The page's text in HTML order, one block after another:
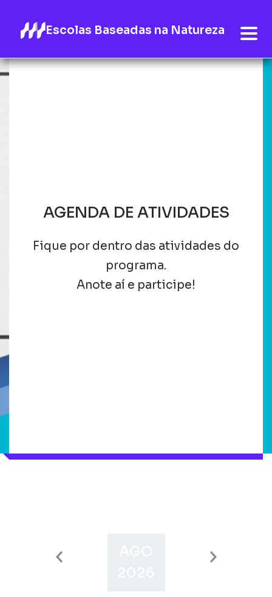
Escolas Baseadas na Natureza
AGENDA DE ATIVIDADES
Fique por dentro das atividades do
programa.
Anote aí e participe!
SET